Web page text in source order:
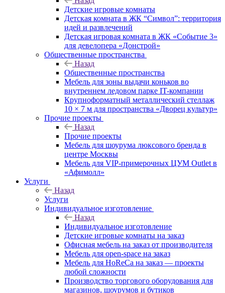
Детские игровые комнаты
Детская комната в ЖК “Символ”: территория
идей и развлечений
Детская игровая комната в ЖК «Событие 3»
для девелопера «Донстрой»
Общественные пространства
Назад
Общественные пространства
Мебель для зоны выдачи коньков во
внутреннем ледовом парке IT-компании
Крупноформатный металлический стеллаж
10 × 7 м для пространства «Дворец культур»
Прочие проекты
Назад
Прочие проекты
Мебель для шоурума люксового бренда в
центре Москвы
Мебель для VIP-примерочных ЦУМ Outlet в
«Афимолл»
Услуги
Назад
Услуги
Индивидуальное изготовление
Назад
Индивидуальное изготовление
Детские игровые комнаты на заказ
Офисная мебель на заказ от производителя
Мебель для open-space на заказ
Мебель для HoReCa на заказ — проекты
любой сложности
Производство торгового оборудования для
магазинов, шоурумов и бутиков